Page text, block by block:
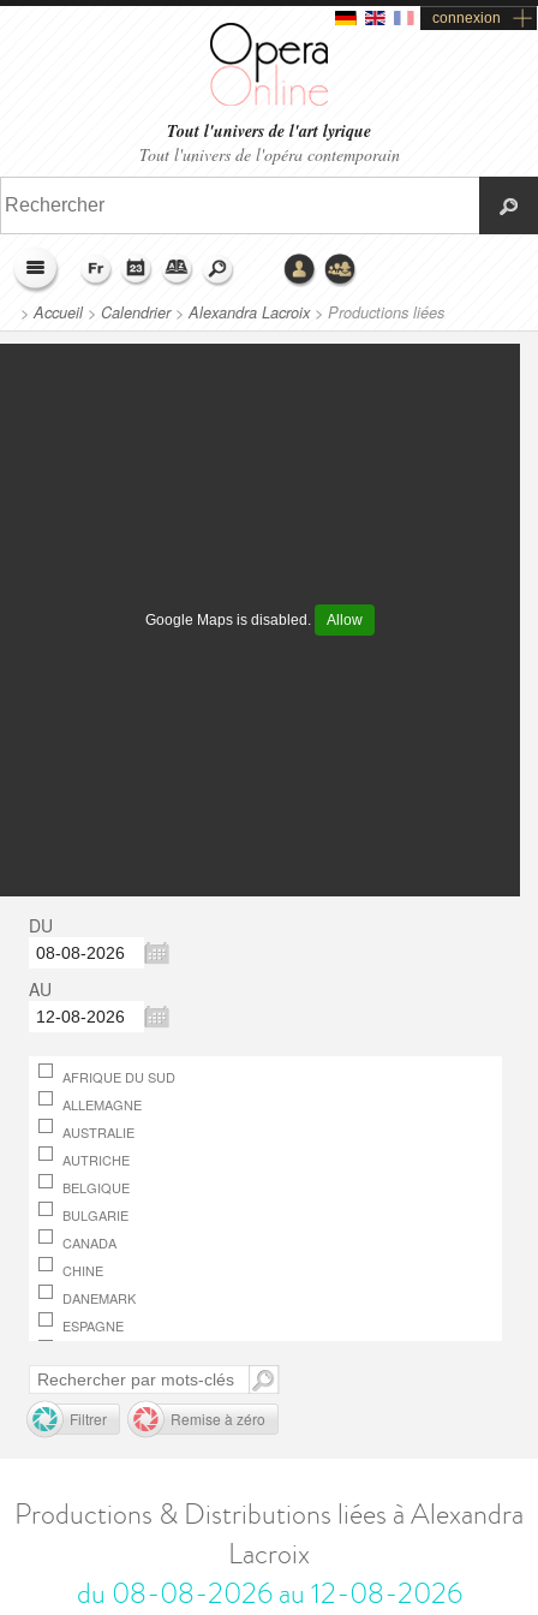
connexion
Tout l'univers de l'art lyrique
Tout l'univers de l'opéra contemporain
>Accueil> Calendrier>Alexandra Lacroix> Productions liées
Google Maps is disabled. Allow
DU
AU
AFRIQUE DU SUD
ALLEMAGNE
AUSTRALIE
AUTRICHE
BELGIQUE
BULGARIE
CANADA
CHINE
DANEMARK
ESPAGNE
FRANCE
GRÈCE
HONGRIE
JAPON
MONACO
Filtrer Remise à zéro
Productions & Distributions liées à Alexandra
Lacroix
du 08-08-2026 au 12-08-2026